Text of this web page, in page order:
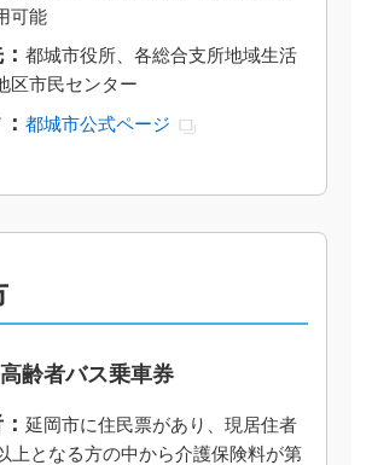
可能
：都城市役所、各総合支所地域生活
区市民センター
：都城市公式ページ
高齢者バス乗車券
延岡市に住民票があり、現居住者
上となる方の中から介護保険料が第